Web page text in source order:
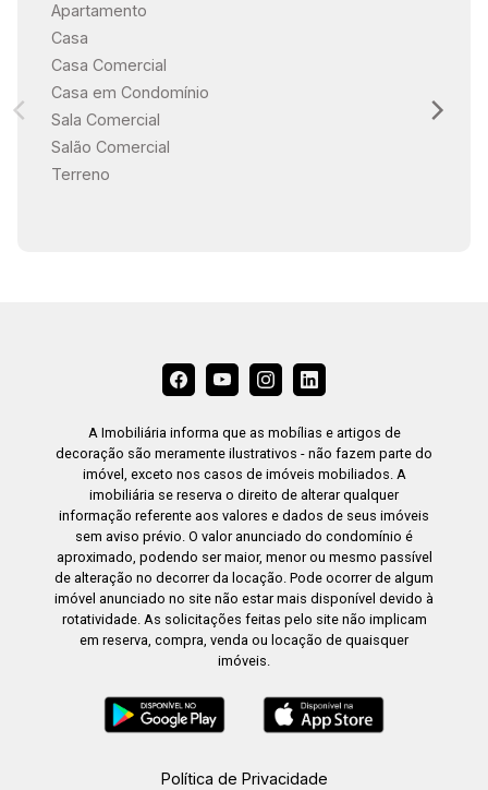
Apartamento
Casa
Casa Comercial
Casa em Condomínio
Sala Comercial
Salão Comercial
Terreno
A Imobiliária informa que as mobílias e artigos de
decoração são meramente ilustrativos - não fazem parte do
imóvel, exceto nos casos de imóveis mobiliados. A
imobiliária se reserva o direito de alterar qualquer
informação referente aos valores e dados de seus imóveis
sem aviso prévio. O valor anunciado do condomínio é
aproximado, podendo ser maior, menor ou mesmo passível
de alteração no decorrer da locação. Pode ocorrer de algum
imóvel anunciado no site não estar mais disponível devido à
rotatividade. As solicitações feitas pelo site não implicam
em reserva, compra, venda ou locação de quaisquer
imóveis.
Política de Privacidade